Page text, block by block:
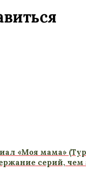
«Моя мама»
серий, чем